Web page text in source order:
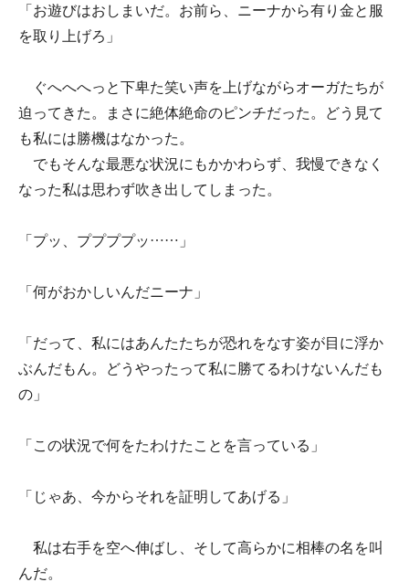
「お遊びはおしまいだ。お前ら、ニーナから有り金と服
を取り上げろ」
ぐへへへっと下卑た笑い声を上げながらオーガたちが
迫ってきた。まさに絶体絶命のピンチだった。どう見て
も私には勝機はなかった。
でもそんな最悪な状況にもかかわらず、我慢できなく
なった私は思わず吹き出してしまった。
「プッ、ププププッ……」
「何がおかしいんだニーナ」
「だって、私にはあんたたちが恐れをなす姿が目に浮か
ぶんだもん。どうやったって私に勝てるわけないんだも
の」
「この状況で何をたわけたことを言っている」
「じゃあ、今からそれを証明してあげる」
私は右手を空へ伸ばし、そして高らかに相棒の名を叫
んだ。